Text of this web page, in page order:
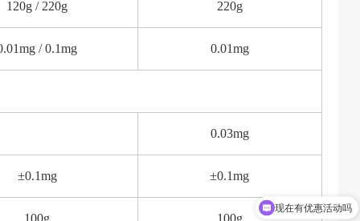
120g / 220g 220g
/ 0.1mg 0.01mg
0.03mg
±0.1mg ±0.1mg
100g
100g
现在有优惠活动吗